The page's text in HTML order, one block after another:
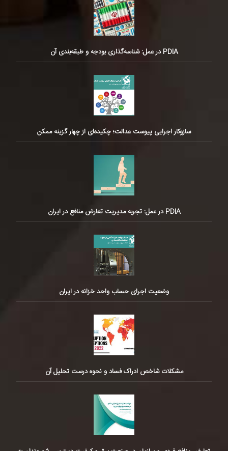
PDIA در عمل: شناسه‌گذاری بودجه و طبقه‌بندی آن
سازوکار اجرایی پیوست عدالت؛ چکیده‌ای از چهار گزینه ممکن
PDIA در عمل: تجربه مدیریت تعارض منافع در ایران
وضعیت اجرای حساب واحد خزانه در ایران
مشکلات شاخص ادراک فساد و نحوه درست تحلیل آن